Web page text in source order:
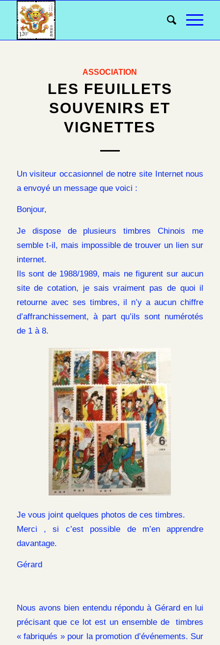
ASSOCIATION
LES FEUILLETS
SOUVENIRS ET
VIGNETTES
Un visiteur occasionnel de notre site Internet nous
a envoyé un message que voici :
Bonjour,
Je dispose de plusieurs timbres Chinois me
semble t-il, mais impossible de trouver un lien sur
internet.
Ils sont de 1988/1989, mais ne figurent sur aucun
site de cotation, je sais vraiment pas de quoi il
retourne avec ses timbres, il n’y a aucun chiffre
d’affranchissement, à part qu’ils sont numérotés
de 1 à 8.
Je vous joint quelques photos de ces timbres.
Merci , si c’est possible de m’en apprendre
davantage.
Gérard
Nous avons bien entendu répondu à Gérard en lui
précisant que ce lot est un ensemble de timbres
« fabriqués » pour la promotion d’événements. Sur